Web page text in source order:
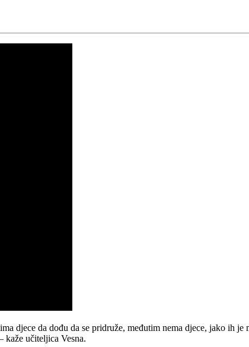
djece da dođu da se pridruže, međutim nema djece, jako ih je
kaže učiteljica Vesna.